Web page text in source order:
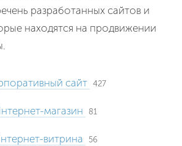
разработанных сайтов и
находятся на продвижении
сайт 427
магазин 81
витрина 56